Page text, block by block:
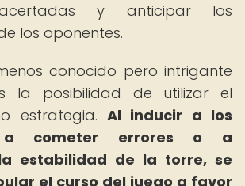
acertadas y anticipar los
los oponentes.
conocido pero intrigante
la posibilidad de utilizar el
estrategia. Al inducir a los
a cometer errores o a
estabilidad de la torre, se
el curso del juego a favor